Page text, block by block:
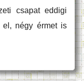
csapat eddigi
el, négy érmet is